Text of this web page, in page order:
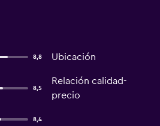
8,8 Ubicación
8,5
Relación calidad-
precio
8,4